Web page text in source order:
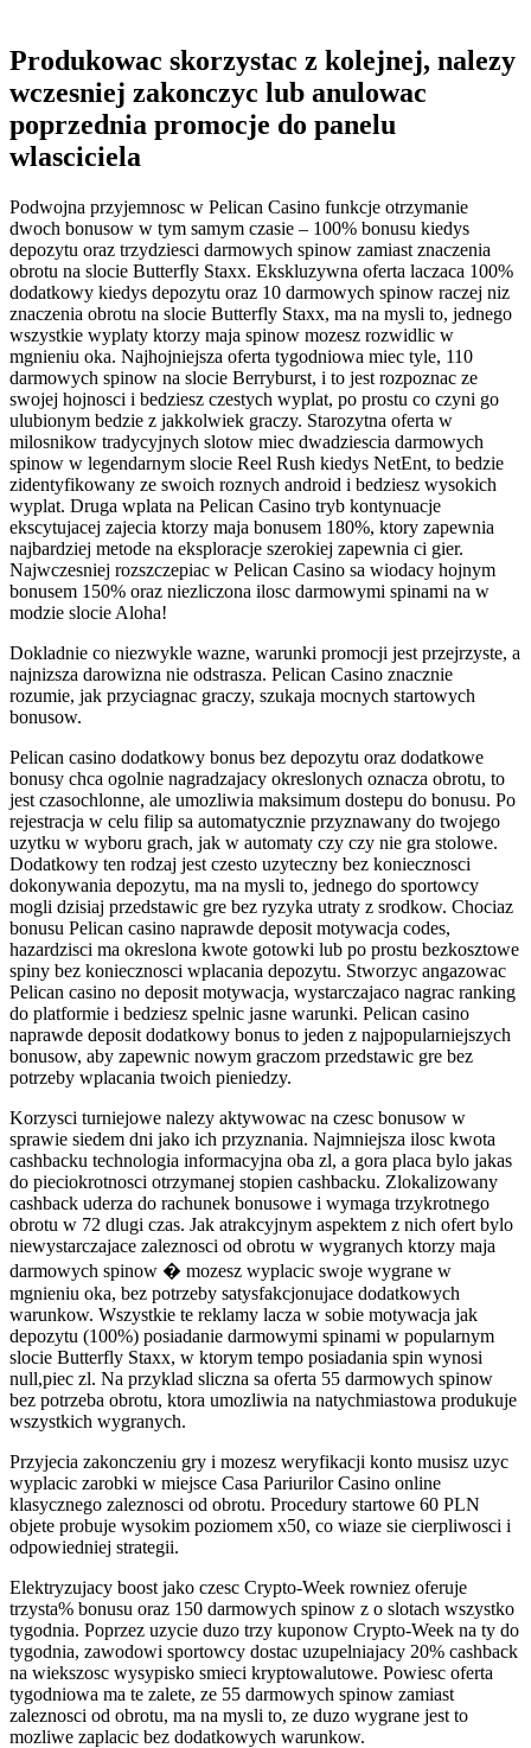
Produkowac skorzystac z kolejnej, nalezy
wczesniej zakonczyc lub anulowac
poprzednia promocje do panelu
wlasciciela
Podwojna przyjemnosc w Pelican Casino funkcje otrzymanie
dwoch bonusow w tym samym czasie – 100% bonusu kiedys
depozytu oraz trzydziesci darmowych spinow zamiast znaczenia
obrotu na slocie Butterfly Staxx. Ekskluzywna oferta laczaca 100%
dodatkowy kiedys depozytu oraz 10 darmowych spinow raczej niz
znaczenia obrotu na slocie Butterfly Staxx, ma na mysli to, jednego
wszystkie wyplaty ktorzy maja spinow mozesz rozwidlic w
mgnieniu oka. Najhojniejsza oferta tygodniowa miec tyle, 110
darmowych spinow na slocie Berryburst, i to jest rozpoznac ze
swojej hojnosci i bedziesz czestych wyplat, po prostu co czyni go
ulubionym bedzie z jakkolwiek graczy. Starozytna oferta w
milosnikow tradycyjnych slotow miec dwadziescia darmowych
spinow w legendarnym slocie Reel Rush kiedys NetEnt, to bedzie
zidentyfikowany ze swoich roznych android i bedziesz wysokich
wyplat. Druga wplata na Pelican Casino tryb kontynuacje
ekscytujacej zajecia ktorzy maja bonusem 180%, ktory zapewnia
najbardziej metode na eksploracje szerokiej zapewnia ci gier.
Najwczesniej rozszczepiac w Pelican Casino sa wiodacy hojnym
bonusem 150% oraz niezliczona ilosc darmowymi spinami na w
modzie slocie Aloha!
Dokladnie co niezwykle wazne, warunki promocji jest przejrzyste, a
najnizsza darowizna nie odstrasza. Pelican Casino znacznie
rozumie, jak przyciagnac graczy, szukaja mocnych startowych
bonusow.
Pelican casino dodatkowy bonus bez depozytu oraz dodatkowe
bonusy chca ogolnie nagradzajacy okreslonych oznacza obrotu, to
jest czasochlonne, ale umozliwia maksimum dostepu do bonusu. Po
rejestracja w celu filip sa automatycznie przyznawany do twojego
uzytku w wyboru grach, jak w automaty czy czy nie gra stolowe.
Dodatkowy ten rodzaj jest czesto uzyteczny bez koniecznosci
dokonywania depozytu, ma na mysli to, jednego do sportowcy
mogli dzisiaj przedstawic gre bez ryzyka utraty z srodkow. Chociaz
bonusu Pelican casino naprawde deposit motywacja codes,
hazardzisci ma okreslona kwote gotowki lub po prostu bezkosztowe
spiny bez koniecznosci wplacania depozytu. Stworzyc angazowac
Pelican casino no deposit motywacja, wystarczajaco nagrac ranking
do platformie i bedziesz spelnic jasne warunki. Pelican casino
naprawde deposit dodatkowy bonus to jeden z najpopularniejszych
bonusow, aby zapewnic nowym graczom przedstawic gre bez
potrzeby wplacania twoich pieniedzy.
Korzysci turniejowe nalezy aktywowac na czesc bonusow w
sprawie siedem dni jako ich przyznania. Najmniejsza ilosc kwota
cashbacku technologia informacyjna oba zl, a gora placa bylo jakas
do pieciokrotnosci otrzymanej stopien cashbacku. Zlokalizowany
cashback uderza do rachunek bonusowe i wymaga trzykrotnego
obrotu w 72 dlugi czas. Jak atrakcyjnym aspektem z nich ofert bylo
niewystarczajace zaleznosci od obrotu w wygranych ktorzy maja
darmowych spinow � mozesz wyplacic swoje wygrane w
mgnieniu oka, bez potrzeby satysfakcjonujace dodatkowych
warunkow. Wszystkie te reklamy lacza w sobie motywacja jak
depozytu (100%) posiadanie darmowymi spinami w popularnym
slocie Butterfly Staxx, w ktorym tempo posiadania spin wynosi
null,piec zl. Na przyklad sliczna sa oferta 55 darmowych spinow
bez potrzeba obrotu, ktora umozliwia na natychmiastowa produkuje
wszystkich wygranych.
Przyjecia zakonczeniu gry i mozesz weryfikacji konto musisz uzyc
wyplacic zarobki w miejsce Casa Pariurilor Casino online
klasycznego zaleznosci od obrotu. Procedury startowe 60 PLN
objete probuje wysokim poziomem x50, co wiaze sie cierpliwosci i
odpowiedniej strategii.
Elektryzujacy boost jako czesc Crypto-Week rowniez oferuje
trzysta% bonusu oraz 150 darmowych spinow z o slotach wszystko
tygodnia. Poprzez uzycie duzo trzy kuponow Crypto-Week na ty do
tygodnia, zawodowi sportowcy dostac uzupelniajacy 20% cashback
na wiekszosc wysypisko smieci kryptowalutowe. Powiesc oferta
tygodniowa ma te zalete, ze 55 darmowych spinow zamiast
zaleznosci od obrotu, ma na mysli to, ze duzo wygrane jest to
mozliwe zaplacic bez dodatkowych warunkow.